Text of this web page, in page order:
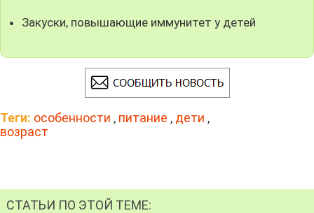
Закуски, повышающие иммунитет у детей
Теги: особенности , питание , дети ,
возраст
СТАТЬИ ПО ЭТОЙ ТЕМЕ: